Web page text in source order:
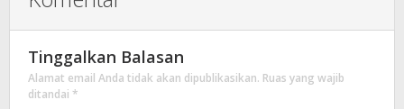
Tinggalkan Balasan
Alamat email Anda tidak akan dipublikasikan. Ruas yang wajib
ditandai *